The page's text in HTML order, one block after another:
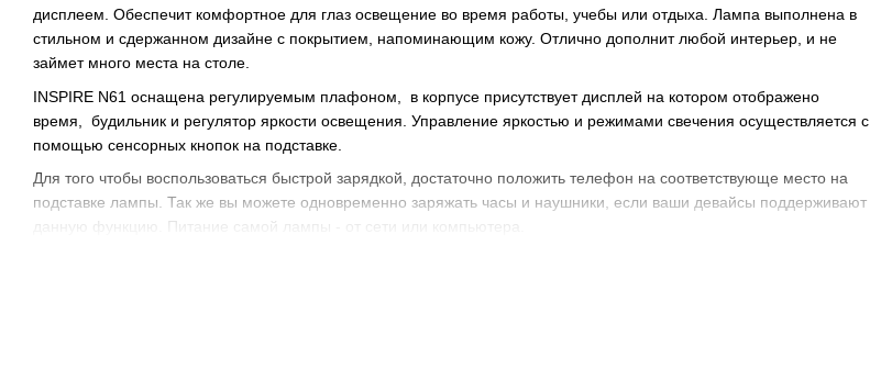
дисплеем. Обеспечит комфортное для глаз освещение во время работы, учебы или отдыха. Лампа выполнена в
стильном и сдержанном дизайне с покрытием, напоминающим кожу. Отлично дополнит любой интерьер, и не
займет много места на столе.
INSPIRE N61 оснащена регулируемым плафоном, в корпусе присутствует дисплей на котором отображено
время, будильник и регулятор яркости освещения. Управление яркостью и режимами свечения осуществляется с
помощью сенсорных кнопок на подставке.
Для того чтобы воспользоваться быстрой зарядкой, достаточно положить телефон на соответствующе место на
подставке лампы. Так же вы можете одновременно заряжать часы и наушники, если ваши девайсы поддерживают
данную функцию. Питание самой лампы - от сети или компьютера.